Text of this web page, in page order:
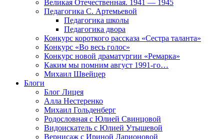
Великая Отечественная. 1941 — 1945
Педагогика С. Артемьевой
Педагогика школы
Педагогика двора
Конкурс короткого рассказа «Сестра таланта»
Конкурс «Во весь голос»
Конкурс новой драматургии «Ремарка»
Каким мы помним август 1991-го…
Михаил Швейцер
Блоги
Блог Лицея
Алла Нестеренко
Михаил Гольденберг
Родословная с Юлией Свинцовой
Видоискатель с Юлией Утышевой
Вернисаж с Ириной Ларионовой